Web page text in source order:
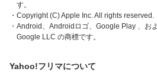
す。
・Copyright (C) Apple Inc. All rights reserved.
・Android、Androidロゴ、Google Play 、お
Google LLC の商標です。
Yahoo!フリマについて